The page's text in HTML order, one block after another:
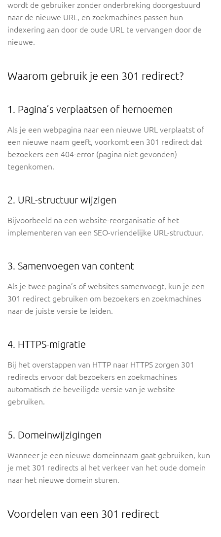
wordt de gebruiker zonder onderbreking doorgestuurd
naar de nieuwe URL, en zoekmachines passen hun
indexering aan door de oude URL te vervangen door de
nieuwe.
Waarom gebruik je een 301 redirect?
1. Pagina’s verplaatsen of hernoemen
Als je een webpagina naar een nieuwe URL verplaatst of
een nieuwe naam geeft, voorkomt een 301 redirect dat
bezoekers een 404-error (pagina niet gevonden)
tegenkomen.
2. URL-structuur wijzigen
Bijvoorbeeld na een website-reorganisatie of het
implementeren van een SEO-vriendelijke URL-structuur.
3. Samenvoegen van content
Als je twee pagina’s of websites samenvoegt, kun je een
301 redirect gebruiken om bezoekers en zoekmachines
naar de juiste versie te leiden.
4. HTTPS-migratie
Bij het overstappen van HTTP naar HTTPS zorgen 301
redirects ervoor dat bezoekers en zoekmachines
automatisch de beveiligde versie van je website
gebruiken.
5. Domeinwijzigingen
Wanneer je een nieuwe domeinnaam gaat gebruiken, kun
je met 301 redirects al het verkeer van het oude domein
naar het nieuwe domein sturen.
Voordelen van een 301 redirect